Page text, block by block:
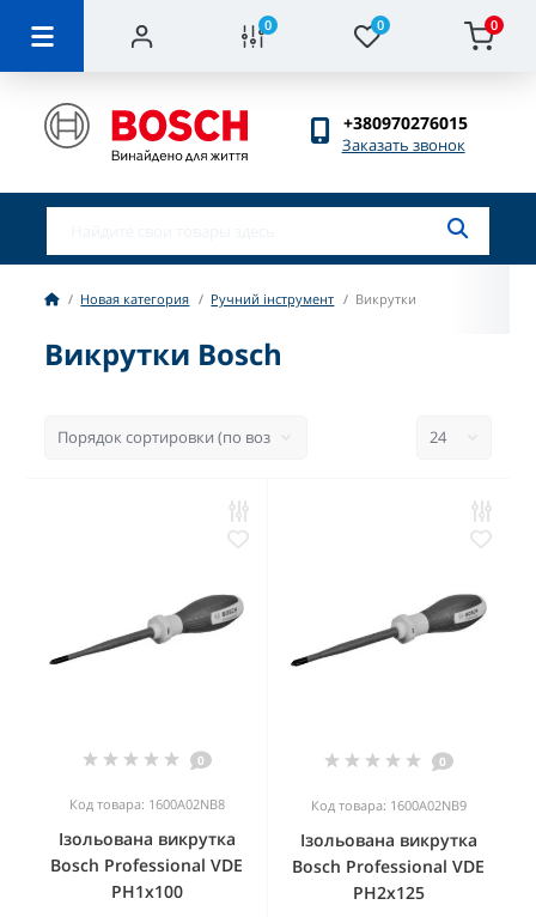
0 0 0
+380970276015
Заказать звонок
Новая категория Ручний інструмент Викрутки
Викрутки Bosch
0
Код товара: 1600A02NB8
Ізольована викрутка
Bosch Professional VDE
PH1x100
0
Код товара: 1600A02NB9
Ізольована викрутка
Bosch Professional VDE
PH2x125